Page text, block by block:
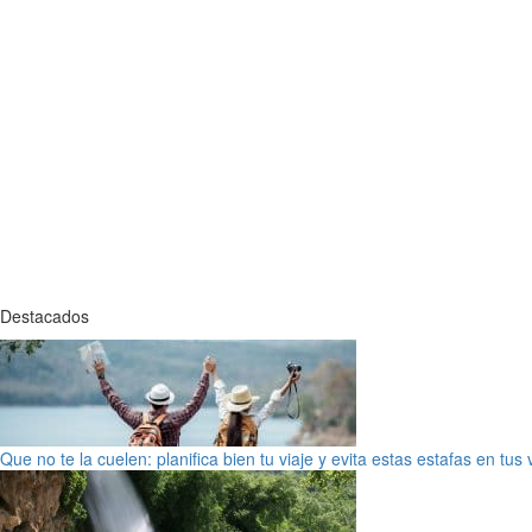
Destacados
Que no te la cuelen: planifica bien tu viaje y evita estas estafas en tus